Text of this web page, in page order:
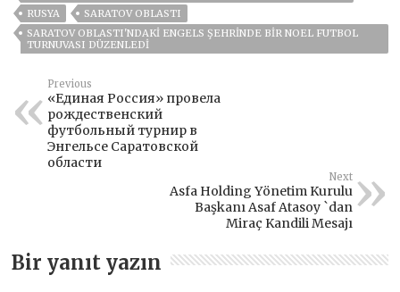
RUSYA
SARATOV OBLASTI
SARATOV OBLASTI'NDAKI ENGELS ŞEHRINDE BIR NOEL FUTBOL
TURNUVASI DÜZENLEDI
Previous
«Единая Россия» провела
рождественский
футбольный турнир в
Энгельсе Саратовской
области
Next
Asfa Holding Yönetim Kurulu
Başkanı Asaf Atasoy `dan
Miraç Kandili Mesajı
Bir yanıt yazın